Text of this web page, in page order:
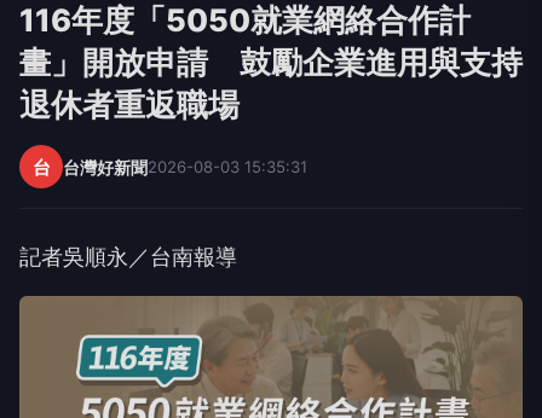
116年度「5050就業網絡合作計
畫」開放申請 鼓勵企業進用與支持
退休者重返職場
台 台灣好新聞2026-08-03 15:35:31
記者吳順永／台南報導